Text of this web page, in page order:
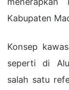
Kabupaten
Konsep
seperti di
salah satu